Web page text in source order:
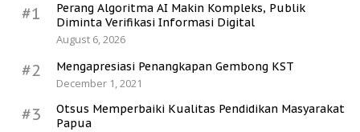
#1
Perang Algoritma AI Makin Kompleks, Publik
Diminta Verifikasi Informasi Digital
August 6, 2026
#2
Mengapresiasi Penangkapan Gembong KST
December 1, 2021
#3
Otsus Memperbaiki Kualitas Pendidikan Masyarakat
Papua